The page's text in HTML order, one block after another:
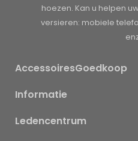
hoezen. Kan u helpen
versieren: mobiele
AccessoiresGoedkoop
Informatie
Ledencentrum